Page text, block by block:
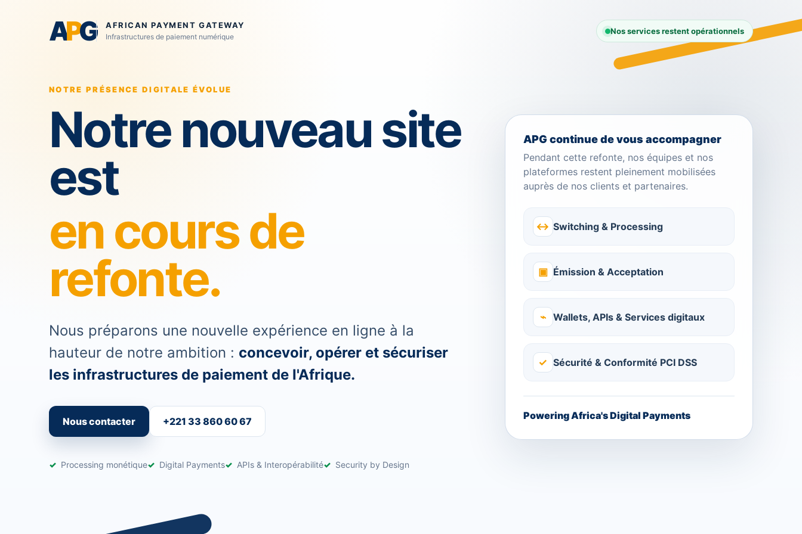
APG AFRICAN PAYMENT GATEWAY
Infrastructures de paiement numérique
Nos services restent opérationnels
NOTRE PRÉSENCE DIGITALE ÉVOLUE
Notre nouveau site
est
en cours de
refonte.
Nous préparons une nouvelle expérience en ligne à la
hauteur de notre ambition : concevoir, opérer et sécuriser
les infrastructures de paiement de l'Afrique.
Nous contacter +221 33 860 60 67
Processing monétique Digital Payments APIs & Interopérabilité Security by Design
APG continue de vous accompagner
Pendant cette refonte, nos équipes et nos
plateformes restent pleinement mobilisées
auprès de nos clients et partenaires.
↔ Switching & Processing
▣ Émission & Acceptation
⌁ Wallets, APIs & Services digitaux
✓ Sécurité & Conformité PCI DSS
Powering Africa's Digital Payments